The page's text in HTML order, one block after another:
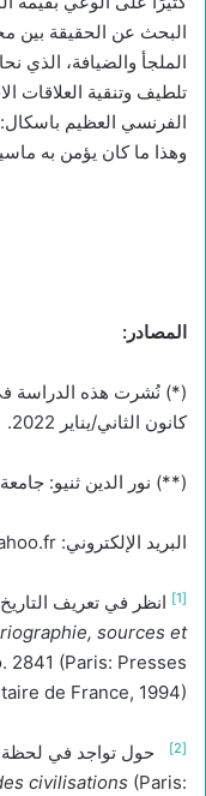
البحث عن الحقيقة بين
الملجأ والضيافة، الذي
تلطيف وتنقية العلاقات
الفرنسي العظيم باسكال:
وهذا ما كان يؤمن به
المصادر :
كانون الثاني/يناير 2022.
(**) نور الدين ثنيو: جامعة
البريد الإلكتروني: teniounour1@yahoo.fr
[1]
sources et
2841 (Paris: Presses
de France, 1994).
[2]
حول تواجد في لحظة
civilisations (Paris: